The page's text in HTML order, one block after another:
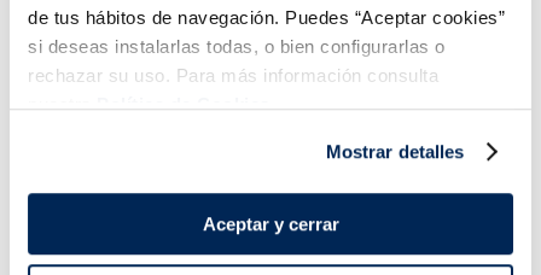
de tus hábitos de navegación. Puedes “Aceptar cookies”
si deseas instalarlas todas, o bien configurarlas o
rechazar su uso. Para más información consulta
nuestraPolítica de Cookies.
Mostrar detalles
Aceptar y cerrar
chocolate
Sin gluten